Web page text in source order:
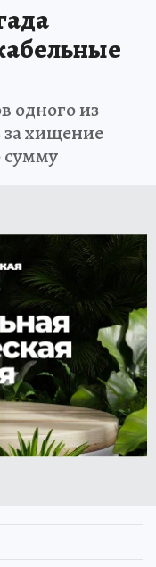
одного из
за хищение
сумму